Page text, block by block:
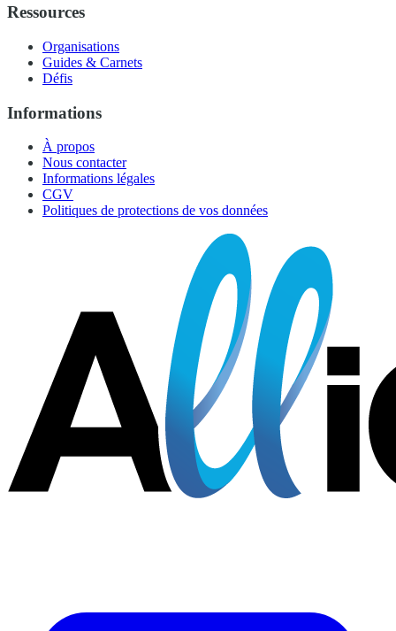
Ressources
Organisations
Guides & Carnets
Défis
Informations
À propos
Nous contacter
Informations légales
CGV
Politiques de protections de vos données